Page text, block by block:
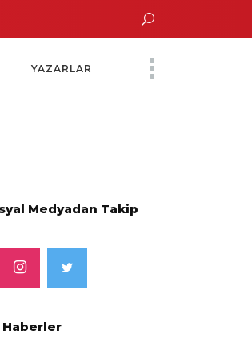
Yoko Ono Sergisi Özel Bir Davetle Açıldı
YAZARLAR
Medyadan Takip
Haberler